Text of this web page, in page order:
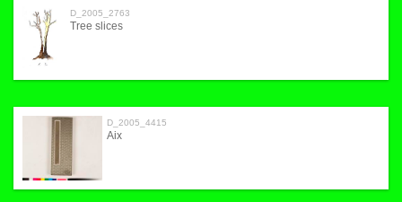
D_2005_2763
Tree slices
D_2005_4415
Aix